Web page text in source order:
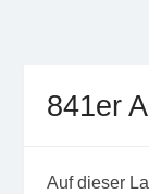
841er
Auf dieser